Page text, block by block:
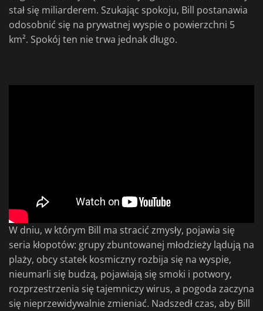
stał się miliarderem. Szukając spokoju, Bill postanawia
odosobnić się na prywatnej wyspie o powierzchni 5
km². Spokój ten nie trwa jednak długo.
W dniu, w którym Bill ma stracić zmysły, pojawia się
seria kłopotów: grupy zbuntowanej młodzieży lądują na
plaży, obcy statek kosmiczny rozbija się na wyspie,
nieumarli się budzą, pojawiają się smoki i potwory,
rozprzestrzenia się tajemniczy wirus, a pogoda zaczyna
się nieprzewidywalnie zmieniać. Nadszedł czas, aby Bill